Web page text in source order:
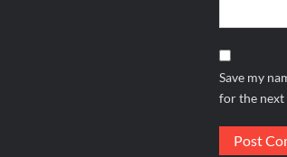
Save my
for the next